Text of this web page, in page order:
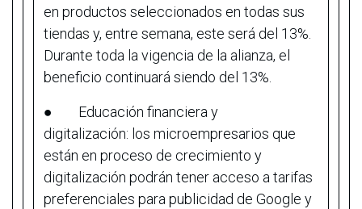
en productos seleccionados en todas sus
tiendas y, entre semana, este será del 13%.
Durante toda la vigencia de la alianza, el
beneficio continuará siendo del 13%.
● Educación financiera y
digitalización: los microempresarios que
están en proceso de crecimiento y
digitalización podrán tener acceso a tarifas
preferenciales para publicidad de Google y